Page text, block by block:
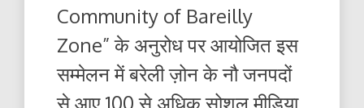
Community of Bareilly
Zone” के अनुरोध पर आयोजित इस
सम्मेलन में बरेली ज़ोन के नौ जनपदों
से आए 100 से अधिक सोशल मीडिया